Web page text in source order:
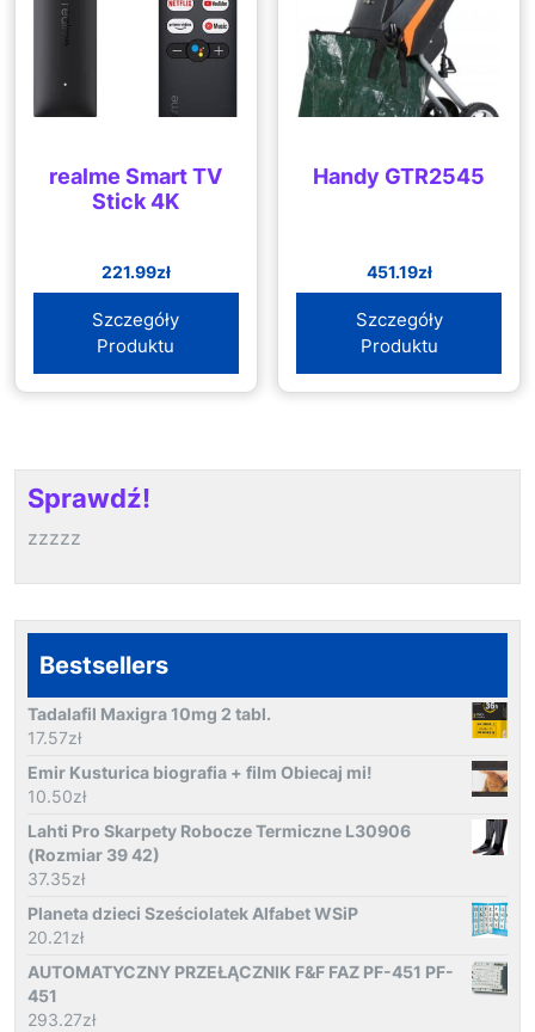
realme Smart TV
Stick 4K
221.99zł
Szczegóły
Produktu
Handy GTR2545
451.19zł
Szczegóły
Produktu
Sprawdź!
zzzzz
Bestsellers
Tadalafil Maxigra 10mg 2 tabl.
17.57zł
Emir Kusturica biografia + film Obiecaj mi!
10.50zł
Lahti Pro Skarpety Robocze Termiczne L30906
(Rozmiar 39 42)
37.35zł
Planeta dzieci Sześciolatek Alfabet WSiP
20.21zł
AUTOMATYCZNY PRZEŁĄCZNIK F&F FAZ PF-451 PF-
451
293.27zł